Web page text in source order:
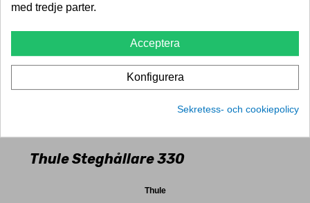
Thule Steghållare 330
Thule
med tredje parter.
Acceptera
Konfigurera
Sekretess- och cookiepolicy